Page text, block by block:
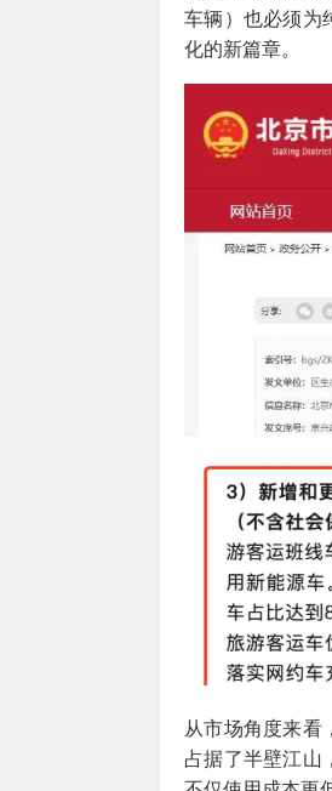
车辆）也必须为
化的新篇章。
从市场角度来看
占据了半壁江山